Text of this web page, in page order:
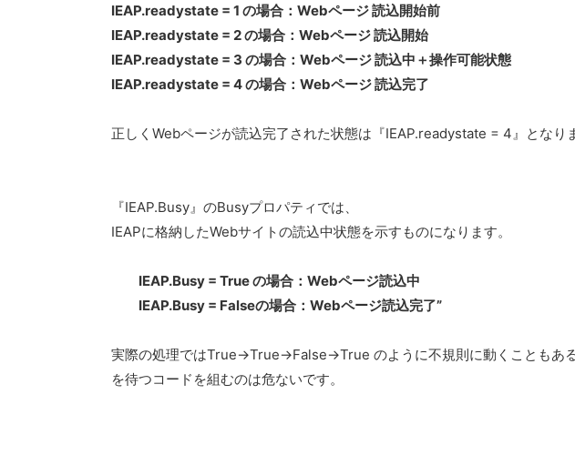
IEAP.readystate = 1 の場合：Webページ 読込開始前
IEAP.readystate = 2 の場合：Webページ 読込開始
IEAP.readystate = 3 の場合：Webページ 読込中＋操作可能状態
IEAP.readystate = 4 の場合：Webページ 読込完了
正しくWebページが読込完了された状態は『IEAP.readystate = 4』となり
『IEAP.Busy』のBusyプロパティでは、
IEAPに格納したWebサイトの読込中状態を示すものになります。
IEAP.Busy = True の場合：Webページ読込中
IEAP.Busy = Falseの場合：Webページ読込完了”
実際の処理ではTrue→True→False→True のように不規則に動くこともあ
を待つコードを組むのは危ないです。